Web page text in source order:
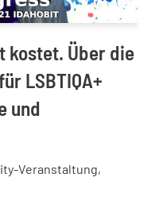
kostet. Über die
LSBTIQA+
und
Veranstaltung,